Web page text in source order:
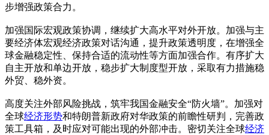
步增强政策合力。
加强国际宏观政策协调，继续扩大高水平对外开放。加强与主
要经济体宏观经济政策对话沟通，提升政策透明度，在增强全
球金融稳定性、保持合适的流动性等方面加强合作。有序扩大
自主开放和单边开放，稳步扩大制度型开放，采取有力措施稳
外贸、稳外资。
高度关注外部风险挑战，筑牢我国金融安全“防火墙”。加强对
全球经济形势和特朗普新政府对华政策的前瞻性研判，完善政
策工具箱，及时应对可能出现的外部冲击。密切关注全球经济